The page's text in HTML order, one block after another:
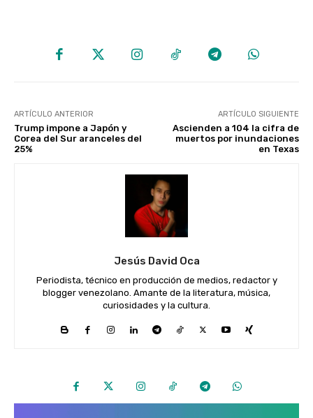
ARTÍCULO ANTERIOR
Trump impone a Japón y
Corea del Sur aranceles del
25%
ARTÍCULO SIGUIENTE
Ascienden a 104 la cifra de
muertos por inundaciones
en Texas
Jesús David Oca
Periodista, técnico en producción de medios, redactor y
blogger venezolano. Amante de la literatura, música,
curiosidades y la cultura.